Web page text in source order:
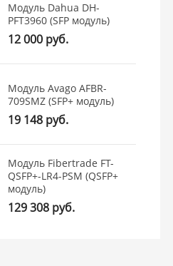
Модуль Dahua DH-
PFT3960 (SFP модуль)
12 000 руб.
Модуль Avago AFBR-
709SMZ (SFP+ модуль)
19 148 руб.
Модуль Fibertrade FT-
QSFP+-LR4-PSM (QSFP+
модуль)
129 308 руб.